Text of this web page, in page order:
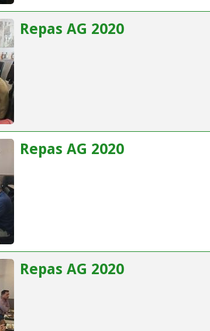
Repas AG 2020
Repas AG 2020
Repas AG 2020